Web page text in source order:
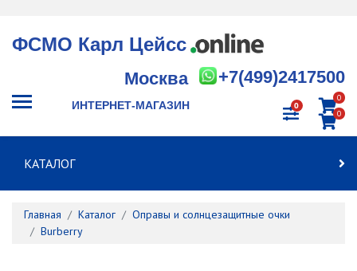
ФСМО Карл Цейсс
+7(499)2417500
Москва
ИНТЕРНЕТ-МАГАЗИН 0
0
0
КАТАЛОГ
Главная Каталог
Оправы и солнцезащитные очки
Burberry